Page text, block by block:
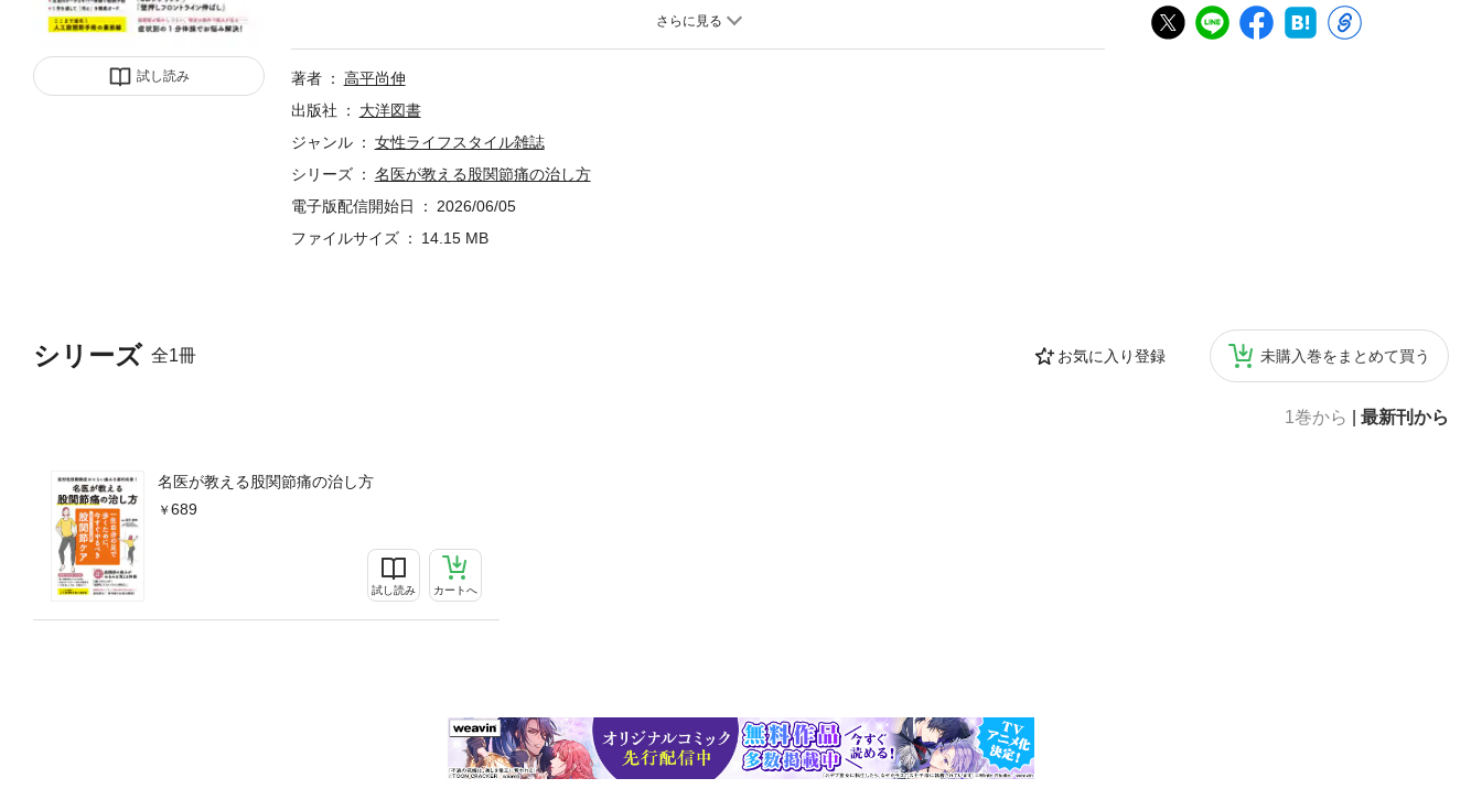
試し読み
シリーズ 全1冊 お気に入り登録 未購入巻をまとめて買う
1巻から 最新刊から
名医が教える股関節痛の治し方
689
試し読み カートへ
今、できるだけ長く自立した生活を続けることです。その鍵を握るのが股関節です。股関節は運動器の中核を担って
ることが大切です。本誌では、長年の研究や医療現場で培った経験をもとに、変形性股関節症の症状の改善に有効な
体操やセルフケアを数多く紹介しています。監修者は、北里大学大学院 医療系研究科 整形外科学/スポーツ・運動器
決まる!2最低限押さえておきたい股関節の基礎知識3股関節痛の最大の原因・変形性股関節症変形性股関節症の進行度
がわかるチェックリスト第1章 股関節の痛みを改善する体操股関節痛の改善の鍵を握る○○○1 ファシア股関節痛の改善
の鍵を握る○○○2 22の筋肉股関節痛の改善の鍵を握る○○○3 滑液股関節痛の解消に効果抜群! 「3Dジグリング」3Dジグ
しいタイプ1 とんがり体操屈曲が難しいタイプ2 背中伸ばし伸展が難しいタイプ 足を前に踏み出すと後ろの脚が痛い
タイルを和式から洋式に変える物理的な重さを軽くする日常生活で気をつけたい動作動き始めはゆっくり動く股関節
著者
高平尚伸
出版社
大洋図書
ジャンル
女性ライフスタイル雑誌
シリーズ
名医が教える股関節痛の治し方
電子版配信開始日
2026/06/05
ファイルサイズ
14.15 MB